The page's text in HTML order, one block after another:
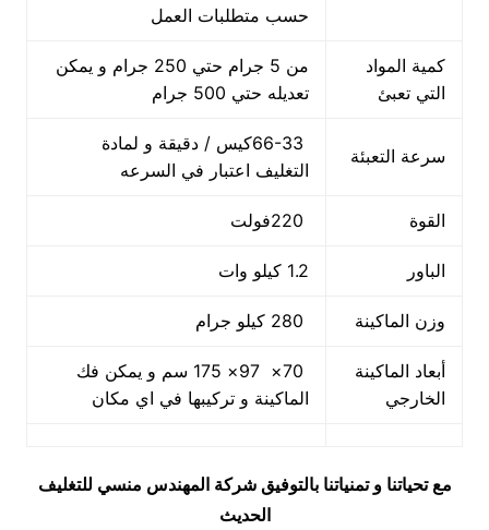
حسب متطلبات العمل
كمية المواد
التي تعبئ
من 5 جرام حتي 250 جرام و يمكن
تعديله حتي 500 جرام
سرعة التعبئة
66-33كيس / دقيقة و لمادة
التغليف اعتبار في السرعه
القوة
الباور 1.2 كيلو وات
وزن الماكينة
أبعاد الماكينة
الخارجي
70× 97× 175 سم و يمكن فك
الماكينة و تركيبها في اي مكان
مع تحياتنا و تمنياتنا بالتوفيق شركة المهندس منسي للتغليف
الحديث